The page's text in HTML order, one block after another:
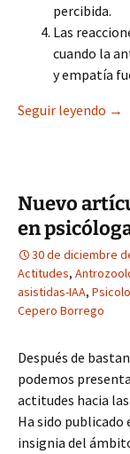
percibida.
Las
cuando la
y empatía
Seguir leyendo →
Nuevo
en
30 de diciembre
Actitudes,
asistidas-IAA,
Cepero Borrego
Después de
podemos
actitudes hacia
Ha sido publicado
insignia del